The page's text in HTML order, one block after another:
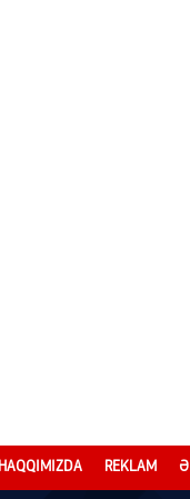
HAQQIMIZDA REKLAM